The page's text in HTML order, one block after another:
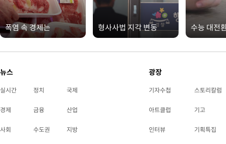
폭염 속 경제는 형사사법 지각 변동 수능 대전
뉴스
실시간 정치 국제
경제 금융 산업
사회 수도권 지방
광장
기자수첩 스토리칼럼
아트클럽 기고
인터뷰 기획특집